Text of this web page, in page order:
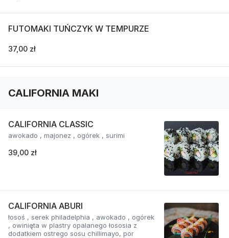
FUTOMAKI TUŃCZYK W TEMPURZE
37,00 zł
CALIFORNIA MAKI
CALIFORNIA CLASSIC
awokado , majonez , ogórek , surimi
39,00 zł
CALIFORNIA ABURI
łosoś , serek philadelphia , awokado , ogórek
, owinięta w plastry opalanego łososia z
dodatkiem ostrego sosu chillimayo, por